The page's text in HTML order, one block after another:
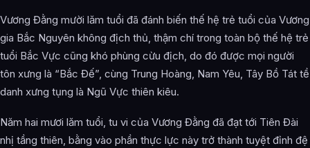
Vương Đằng mười lăm tuổi đã đánh biến thế hệ trẻ tuổi của Vương
gia Bắc Nguyên không địch thủ, thậm chí trong toàn bộ thế hệ trẻ
tuổi Bắc Vực cũng khó phùng cừu địch, do đó được mọi người
tôn xưng là “Bắc Đế”, cùng Trung Hoàng, Nam Yêu, Tây Bồ Tát tề
danh xưng tụng là Ngũ Vực thiên kiêu.
Năm hai mươi lăm tuổi, tu vi của Vương Đằng đã đạt tới Tiên Đài
nhị tầng thiên, bằng vào phần thực lực này trở thành tuyệt đỉnh đệ